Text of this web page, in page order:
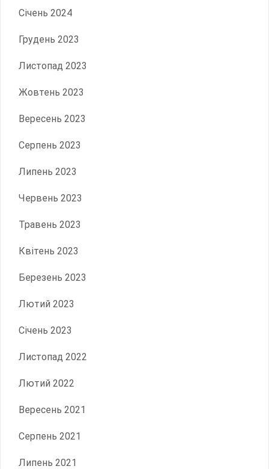
Січень 2024
Грудень 2023
Листопад 2023
Жовтень 2023
Вересень 2023
Серпень 2023
Липень 2023
Червень 2023
Травень 2023
Квітень 2023
Березень 2023
Лютий 2023
Січень 2023
Листопад 2022
Лютий 2022
Вересень 2021
Серпень 2021
Липень 2021